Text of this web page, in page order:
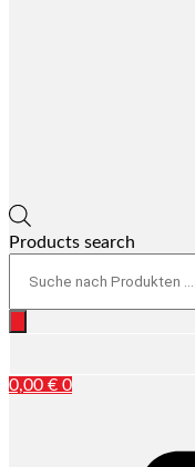
Products search
0,00 € 0